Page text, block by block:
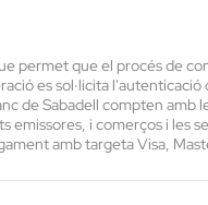
permet que el procés de
es sol·licita
de Sabadell compten
emissores, i comerços i les
amb targeta Visa,